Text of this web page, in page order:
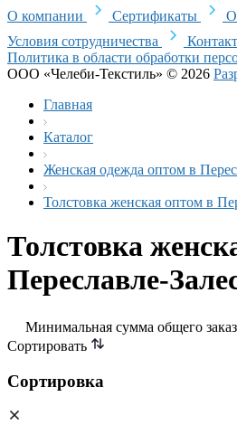
О компании
Сертификаты
Условия сотрудничества
Политика в области обработки
ООО «Челеби-Текстиль» © 2026
Главная
Каталог
Женская одежда оптом в
Толстовка женская оптом в
Толстовка
Переславле-
Минимальная сумма общего
Сортировать
Сортировка